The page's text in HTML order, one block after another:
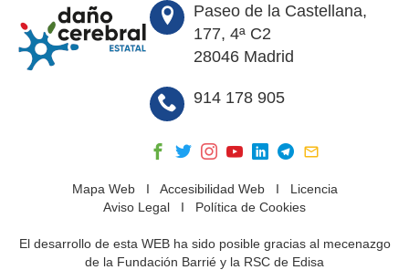
Paseo de la Castellana,
177, 4ª C2
28046 Madrid
914 178 905
Mapa WebI Accesibilidad WebI Licencia
Aviso Legal I Política de Cookies
El desarrollo de esta WEB ha sido posible gracias al mecenazgo
de la Fundación Barrié y la RSC de Edisa